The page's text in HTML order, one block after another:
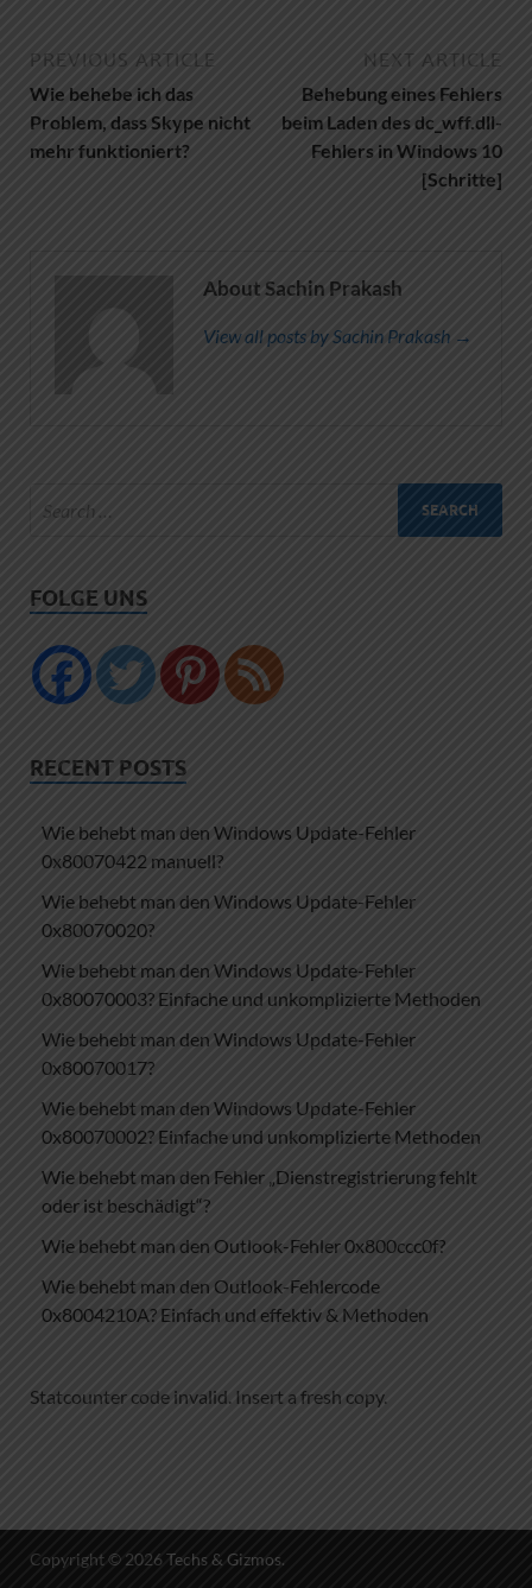
PREVIOUS ARTICLE
Wie behebe ich das
Problem, dass Skype nicht
mehr funktioniert?
NEXT ARTICLE
Behebung eines Fehlers
beim Laden des dc_wff.dll-
Fehlers in Windows 10
[Schritte]
About Sachin Prakash
View all posts by Sachin Prakash →
FOLGE UNS
RECENT POSTS
Wie behebt man den Windows Update-Fehler
0x80070422 manuell?
Wie behebt man den Windows Update-Fehler
0x80070020?
Wie behebt man den Windows Update-Fehler
0x80070003? Einfache und unkomplizierte Methoden
Wie behebt man den Windows Update-Fehler
0x80070017?
Wie behebt man den Windows Update-Fehler
0x80070002? Einfache und unkomplizierte Methoden
Wie behebt man den Fehler „Dienstregistrierung fehlt
oder ist beschädigt“?
Wie behebt man den Outlook-Fehler 0x800ccc0f?
Wie behebt man den Outlook-Fehlercode
0x8004210A? Einfach und effektiv & Methoden
Statcounter code invalid. Insert a fresh copy.
Copyright © 2026 Techs & Gizmos.